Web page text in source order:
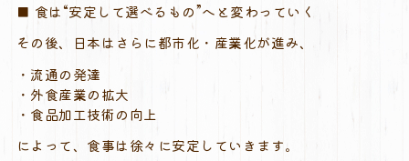
■ 食は“安定して選べるもの”へと変わっていく
その後、日本はさらに都市化・産業化が進み、
・流通の発達
・外食産業の拡大
・食品加工技術の向上
によって、食事は徐々に安定していきます。